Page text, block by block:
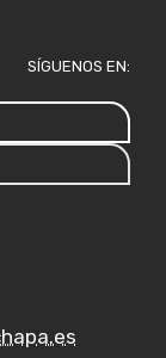
SÍGUENOS EN: